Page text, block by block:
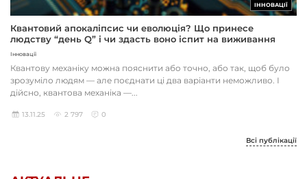
ІННОВАЦІЇ
Квантовий апокаліпсис чи еволюція? Що принесе
людству “день Q” і чи здасть воно іспит на виживання
Інновації
Квантову механіку можна пояснити або точно, або так, щоб було
зрозуміло людям — але поєднати ці два варіанти неможливо. І
дійсно, квантова механіка —...
13.11.25 2 797 0
Всі публікації